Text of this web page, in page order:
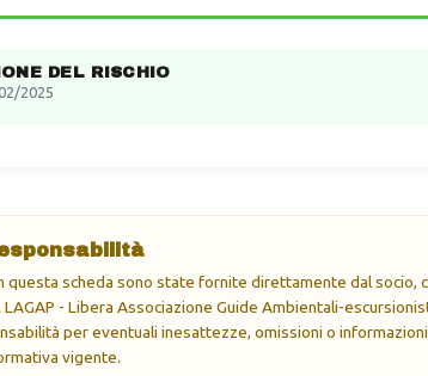
DEL RISCHIO
2025
questa scheda sono state fornite direttamente dal socio,
- Libera Associazione Guide Ambientali-
per eventuali inesattezze, omissioni o
vigente.